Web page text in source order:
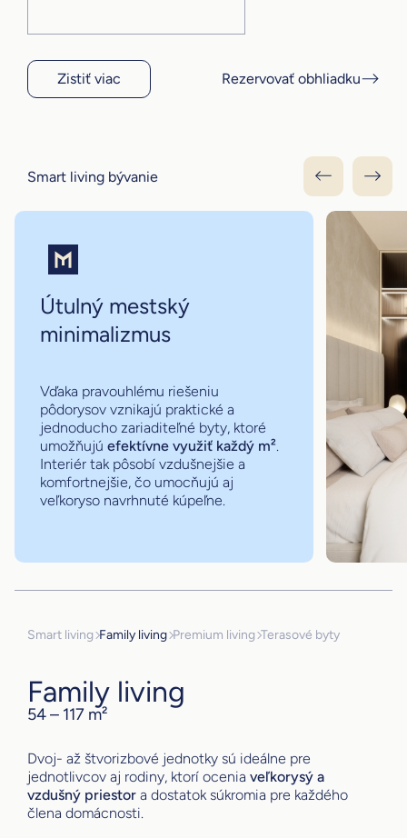
Zistiť viac Rezervovať obhliadku
Smart living bývanie
Útulný mestský
minimalizmus
Vďaka pravouhlému riešeniu
pôdorysov vznikajú praktické a
jednoducho zariaditeľné byty, ktoré
umožňujú efektívne využiť každý m².
Interiér tak pôsobí vzdušnejšie a
komfortnejšie, čo umocňujú aj
veľkoryso navrhnuté kúpeľne.
Smart living Family living Premium living Terasové byty
Family living
54 – 117 m²
Dvoj- až štvorizbové jednotky sú ideálne pre
jednotlivcov aj rodiny, ktorí ocenia veľkorysý a
vzdušný priestor a dostatok súkromia pre každého
člena domácnosti.